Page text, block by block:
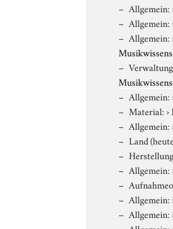
Allgemein:
Allgemein:
Allgemein:
Allgemein:
Material:›
Allgemein:
Land
Allgemein:
Allgemein:
Allgemein: